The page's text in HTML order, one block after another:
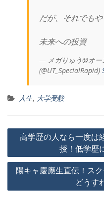
だが、それでもや
未来への投資
— メガりゅう@オ
(@UT_SpecialRapid)
人生, 大学受験
投
稿
ナ
高学歴の人なら一度は
授！低学歴
陽キャ慶應生直伝！ス
どうす